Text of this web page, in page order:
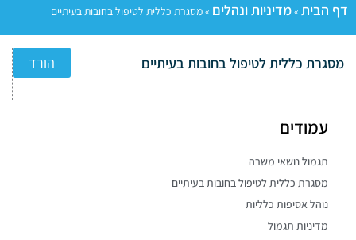
דף הבית »מדיניות ונהלים »מסגרת כללית לטיפול בחובות בעיתיים
מסגרת כללית לטיפול בחובות בעיתיים הורד
עמודים
תגמול נושאי משרה
מסגרת כללית לטיפול בחובות בעיתיים
נוהל אסיפות כלליות
מדיניות תגמול